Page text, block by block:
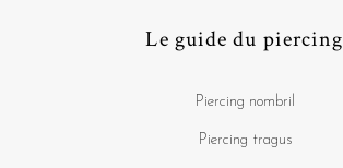
Le guide du piercing
Piercing nombril
Piercing tragus